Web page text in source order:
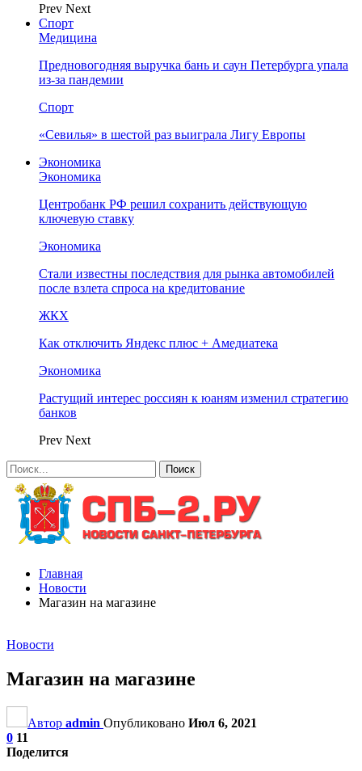
Prev Next
Спорт
Медицина
Предновогодняя выручка бань и саун Петербурга упала
из-за пандемии
Спорт
«Севилья» в шестой раз выиграла Лигу Европы
Экономика
Экономика
Центробанк РФ решил сохранить действующую
ключевую ставку
Экономика
Стали известны последствия для рынка автомобилей
после взлета спроса на кредитование
ЖКХ
Как отключить Яндекс плюс + Амедиатека
Экономика
Растущий интерес россиян к юаням изменил стратегию
банков
Prev Next
Главная
Новости
Магазин на магазине
Новости
Магазин на магазине
Автор admin Опубликовано Июл 6, 2021
0 11
Поделится